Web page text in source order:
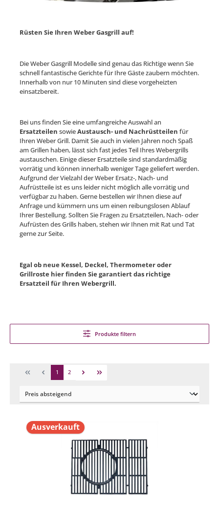
Rüsten Sie Ihren Weber Gasgrill auf!
Die Weber Gasgrill Modelle sind genau das Richtige wenn Sie
schnell fantastische Gerichte für Ihre Gäste zaubern möchten.
Innerhalb von nur 10 Minuten sind diese vorgeheizten
einsatzbereit.
Bei uns finden Sie eine umfangreiche Auswahl an
Ersatzteilen sowieAustausch- und Nachrüstteilen für
Ihren Weber Grill. Damit Sie auch in vielen Jahren noch Spaß
am Grillen haben, lässt sich fast jedes Teil Ihres Webergrills
austauschen. Einige dieser Ersatzteile sind standardmäßig
vorrätig und können innerhalb weniger Tage geliefert werden.
Aufgrund der Vielzahl der Weber Ersatz-, Nach- und
Aufrüstteile ist es uns leider nicht möglich alle vorrätig und
verfügbar zu haben. Gerne bestellen wir Ihnen diese auf
Anfrage und kümmern uns um einen reibungslosen Ablauf
Ihrer Bestellung. Sollten Sie Fragen zu Ersatzteilen, Nach- oder
Aufrüsten des Grills haben, stehen wir Ihnen mit Rat und Tat
gerne zur Seite.
Egal ob neue Kessel, Deckel, Thermometer oder
Grillroste hier finden Sie garantiert das richtige
Ersatzteil für Ihren Webergrill.
Produkte filtern
1 2
Ausverkauft